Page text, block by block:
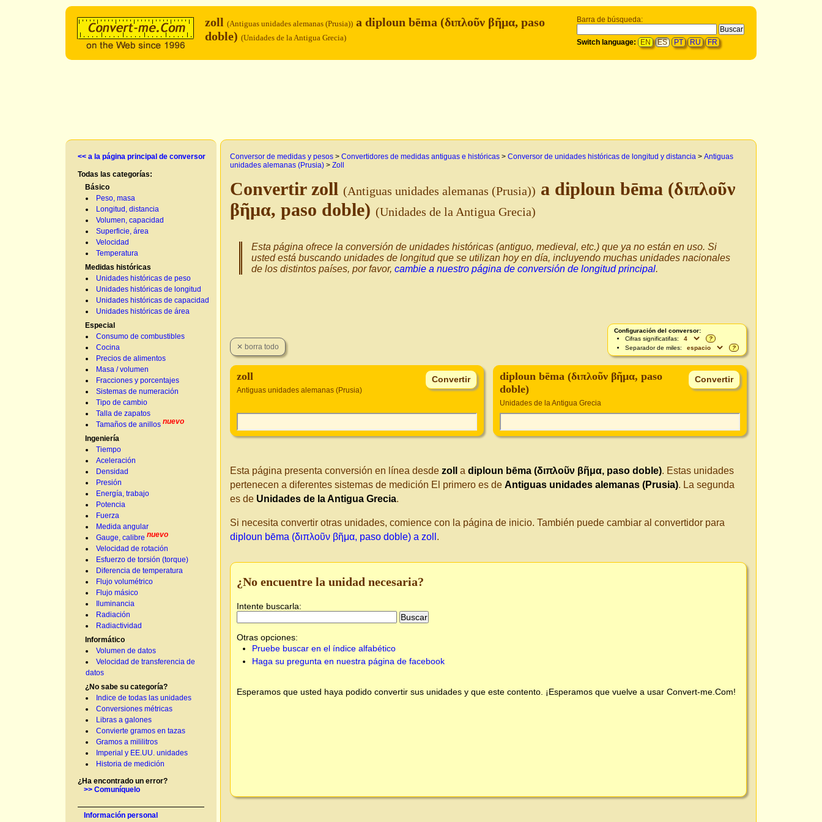
Barra de búsqueda:
Switch language: EN ES PT RU FR
zoll (Antiguas unidades alemanas (Prusia)) a diploun bēma (διπλοῦν βῆμα, paso
doble) (Unidades de la Antigua Grecia)
<< a la página principal de conversor
Todas las categorías:
Básico
Peso, masa
Longitud, distancia
Volumen, capacidad
Superficie, área
Velocidad
Temperatura
Medidas históricas
Unidades históricas de peso
Unidades históricas de longitud
Unidades históricas de capacidad
Unidades históricas de área
Especial
Consumo de combustibles
Cocina
Precios de alimentos
Masa / volumen
Fracciones y porcentajes
Sistemas de numeración
Tipo de cambio
Talla de zapatos
Tamaños de anillos nuevo
Ingeniería
Tiempo
Aceleración
Densidad
Presión
Energía, trabajo
Potencia
Fuerza
Medida angular
Gauge, calibre nuevo
Velocidad de rotación
Esfuerzo de torsión (torque)
Diferencia de temperatura
Flujo volumétrico
Flujo másico
Iluminancia
Radiación
Radiactividad
Informático
Volumen de datos
Velocidad de transferencia de
datos
¿No sabe su categoría?
Indice de todas las unidades
Conversiones métricas
Libras a galones
Convierte gramos en tazas
Gramos a mililitros
Imperial y EE.UU. unidades
Historia de medición
¿Ha encontrado un error?
>> Comuníquelo
Información personal
Conversor de medidas y pesos > Convertidores de medidas antiguas e históricas > Conversor de unidades históricas de longitud y distancia > Antiguas
unidades alemanas (Prusia) > Zoll
Convertir zoll (Antiguas unidades alemanas (Prusia)) a diploun bēma (διπλοῦν
βῆμα, paso doble) (Unidades de la Antigua Grecia)
Esta página ofrece la conversión de unidades históricas (antiguo, medieval, etc.) que ya no están en uso. Si
usted está buscando unidades de longitud que se utilizan hoy en día, incluyendo muchas unidades nacionales
de los distintos países, por favor, cambie a nuestro página de conversión de longitud principal.
Configuración del conversor:
Cifras significatifas:
?
Separador de miles:
?
zoll
Antiguas unidades alemanas (Prusia)
diploun bēma (διπλοῦν βῆμα, paso
doble)
Unidades de la Antigua Grecia
Esta página presenta conversión en línea desde zoll a diploun bēma (διπλοῦν βῆμα, paso doble). Estas unidades
pertenecen a diferentes sistemas de medición El primero es de Antiguas unidades alemanas (Prusia). La segunda
es de Unidades de la Antigua Grecia.
Si necesita convertir otras unidades, comience con la página de inicio. También puede cambiar al convertidor para
diploun bēma (διπλοῦν βῆμα, paso doble) a zoll .
¿No encuentre la unidad necesaria?
Intente buscarla:
Otras opciones:
Pruebe buscar en el índice alfabético
Haga su pregunta en nuestra página de facebook
Esperamos que usted haya podido convertir sus unidades y que este contento. ¡Esperamos que vuelve a usar Convert-me.Com!